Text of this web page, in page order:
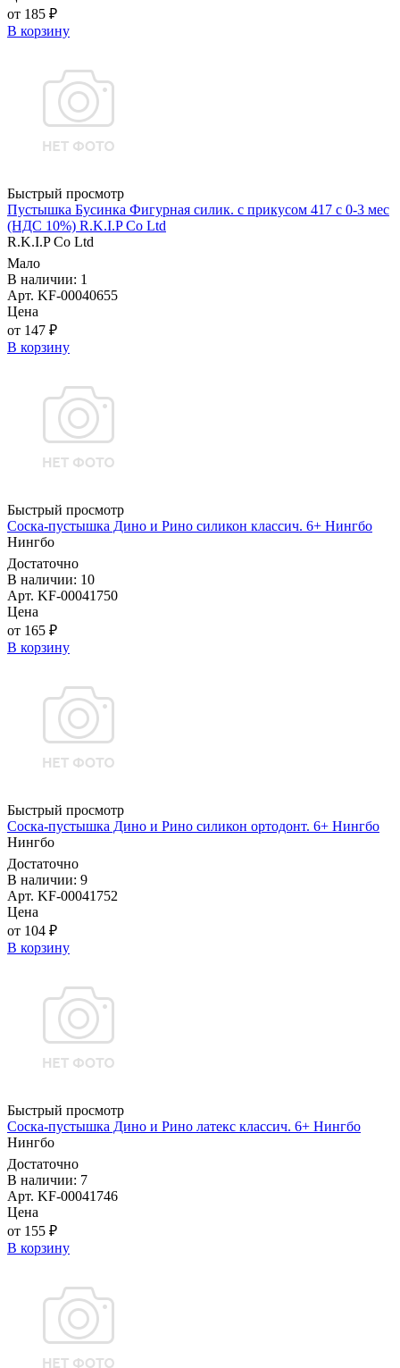
от 185 ₽
В корзину
Быстрый просмотр
Пустышка Бусинка Фигурная силик. с прикусом 417 с 0-3 мес
(НДС 10%) R.K.I.P Co Ltd
R.K.I.P Co Ltd
Мало
В наличии: 1
Арт. KF-00040655
Цена
от 147 ₽
В корзину
Быстрый просмотр
Соска-пустышка Дино и Рино силикон классич. 6+ Нингбо
Нингбо
Достаточно
В наличии: 10
Арт. KF-00041750
Цена
от 165 ₽
В корзину
Быстрый просмотр
Соска-пустышка Дино и Рино силикон ортодонт. 6+ Нингбо
Нингбо
Достаточно
В наличии: 9
Арт. KF-00041752
Цена
от 104 ₽
В корзину
Быстрый просмотр
Соска-пустышка Дино и Рино латекс классич. 6+ Нингбо
Нингбо
Достаточно
В наличии: 7
Арт. KF-00041746
Цена
от 155 ₽
В корзину